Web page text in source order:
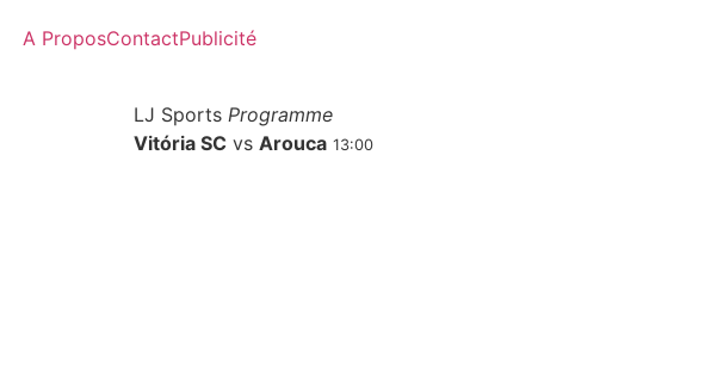
A ProposContactPublicité
LJ Sports Programme
Vitória SC vs Arouca 13:00